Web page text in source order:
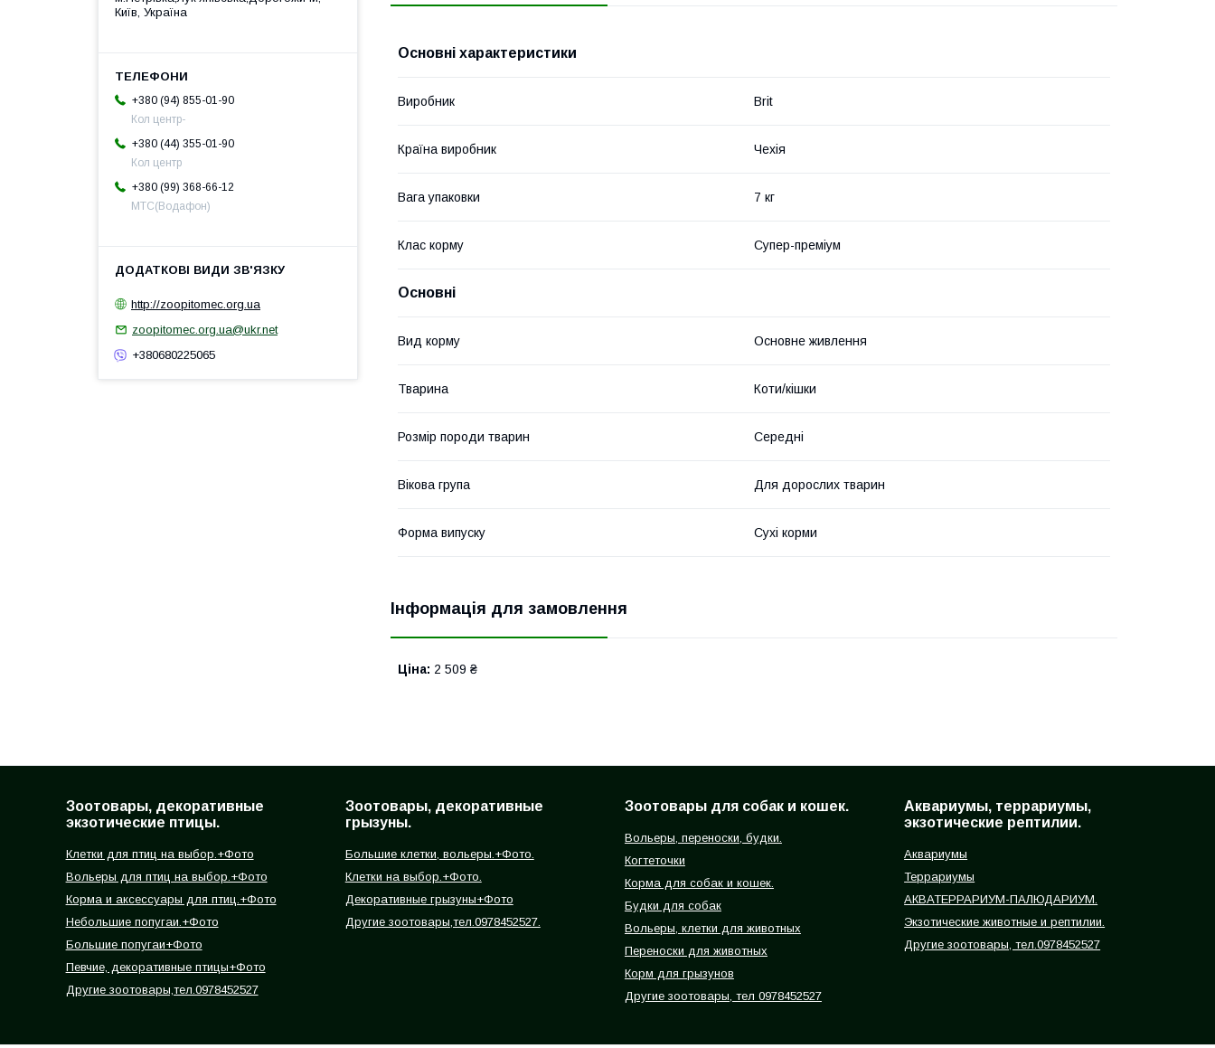
Основні характеристики
Виробник Brit
Країна виробник Чехія
Вага упаковки 7 кг
Клас корму Супер-преміум
Основні
Вид корму Основне живлення
Тварина Коти/кішки
Розмір породи тварин Середні
Вікова група Для дорослих тварин
Форма випуску Сухі корми
Інформація для замовлення
Ціна: 2 509 ₴
Київ, Україна
+380 (94) 855-01-90
Кол центр-
+380 (44) 355-01-90
Кол центр
+380 (99) 368-66-12
МТС(Водафон)
http://zoopitomec.org.ua
zoopitomec.org.ua@ukr.net
+380680225065
Зоотовары, декоративные
экзотические птицы.
Клетки для птиц на выбор.+Фото
Вольеры для птиц на выбор.+Фото
Корма и аксессуары для птиц.+Фото
Небольшие попугаи.+Фото
Большие попугаи+Фото
Певчие, декоративные птицы+Фото
Другие зоотовары,тел.0978452527
Зоотовары, декоративные
грызуны.
Большие клетки, вольеры.+Фото.
Клетки на выбор.+Фото.
Декоративные грызуны+Фото
Другие зоотовары,тел.0978452527.
Зоотовары для собак и кошек.
Вольеры, переноски, будки.
Когтеточки
Корма для собак и кошек.
Будки для собак
Вольеры, клетки для животных
Переноски для животных
Корм для грызунов
Другие зоотовары, тел 0978452527
Аквариумы, террариумы,
экзотические рептилии.
Аквариумы
Террариумы
АКВАТЕРРАРИУМ-ПАЛЮДАРИУМ.
Экзотические животные и рептилии.
Другие зоотовары, тел.0978452527